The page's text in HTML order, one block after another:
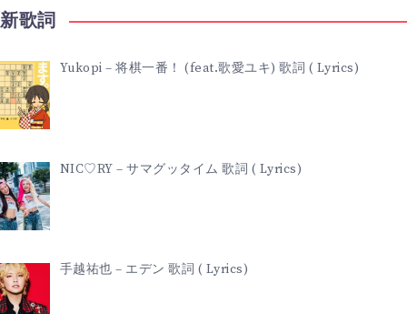
LYRICS)
歌詞
Yukopi – 将棋一番！ (feat.歌愛ユキ) 歌詞 ( Lyrics)
NIC♡RY – サマグッタイム 歌詞 ( Lyrics)
手越祐也 – エデン 歌詞 ( Lyrics)